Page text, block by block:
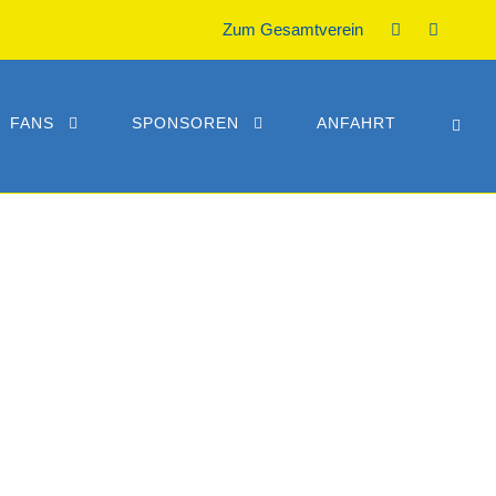
Zum Gesamtverein
FANS SPONSOREN ANFAHRT